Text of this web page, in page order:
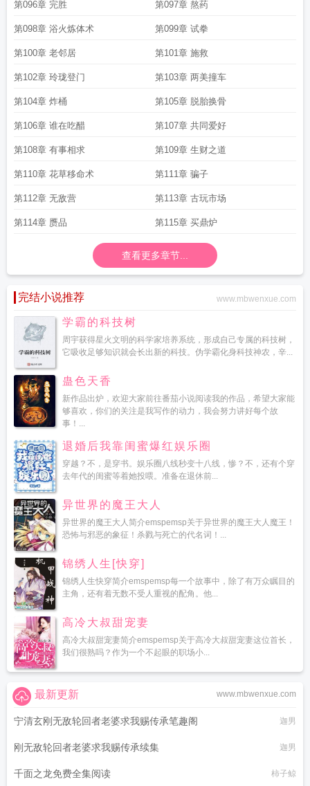
第096章 完胜 第097章 熬药
第098章 浴火炼体术 第099章 试拳
第100章 老邻居 第101章 施救
第102章 玲珑登门 第103章 两美撞车
第104章 炸桶 第105章 脱胎换骨
第106章 谁在吃醋 第107章 共同爱好
第108章 有事相求 第109章 生财之道
第110章 花草移命术 第111章 骗子
第112章 无敌营 第113章 古玩市场
第114章 赝品 第115章 买鼎炉
查看更多章节...
完结小说推荐 www.mbwenxue.com
学霸的科技树
周宇获得星火文明的科学家培养系统，形成自己专属的科技树，
它吸收足够知识就会长出新的科技。伪学霸化身科技神农，辛...
蛊色天香
新作品出炉，欢迎大家前往番茄小说阅读我的作品，希望大家能
够喜欢，你们的关注是我写作的动力，我会努力讲好每个故
事！...
退婚后我靠闺蜜爆红娱乐圈
穿越？不，是穿书。娱乐圈八线秒变十八线，惨？不，还有个穿
去年代的闺蜜等着她投喂。准备在退休前...
异世界的魔王大人
异世界的魔王大人简介emspemsp关于异世界的魔王大人魔王！
恐怖与邪恶的象征！杀戮与死亡的代名词！...
锦绣人生[快穿]
锦绣人生快穿简介emspemsp每一个故事中，除了有万众瞩目的
主角，还有着无数不受人重视的配角。他...
高冷大叔甜宠妻
高冷大叔甜宠妻简介emspemsp关于高冷大叔甜宠妻这位首长，
我们很熟吗？作为一个不起眼的职场小...
www.mbwenxue.com
最新更新
宁清玄刚无敌轮回者老婆求我赐传承笔趣阁 迦男
刚无敌轮回者老婆求我赐传承续集 迦男
千面之龙免费全集阅读 柿子鲸